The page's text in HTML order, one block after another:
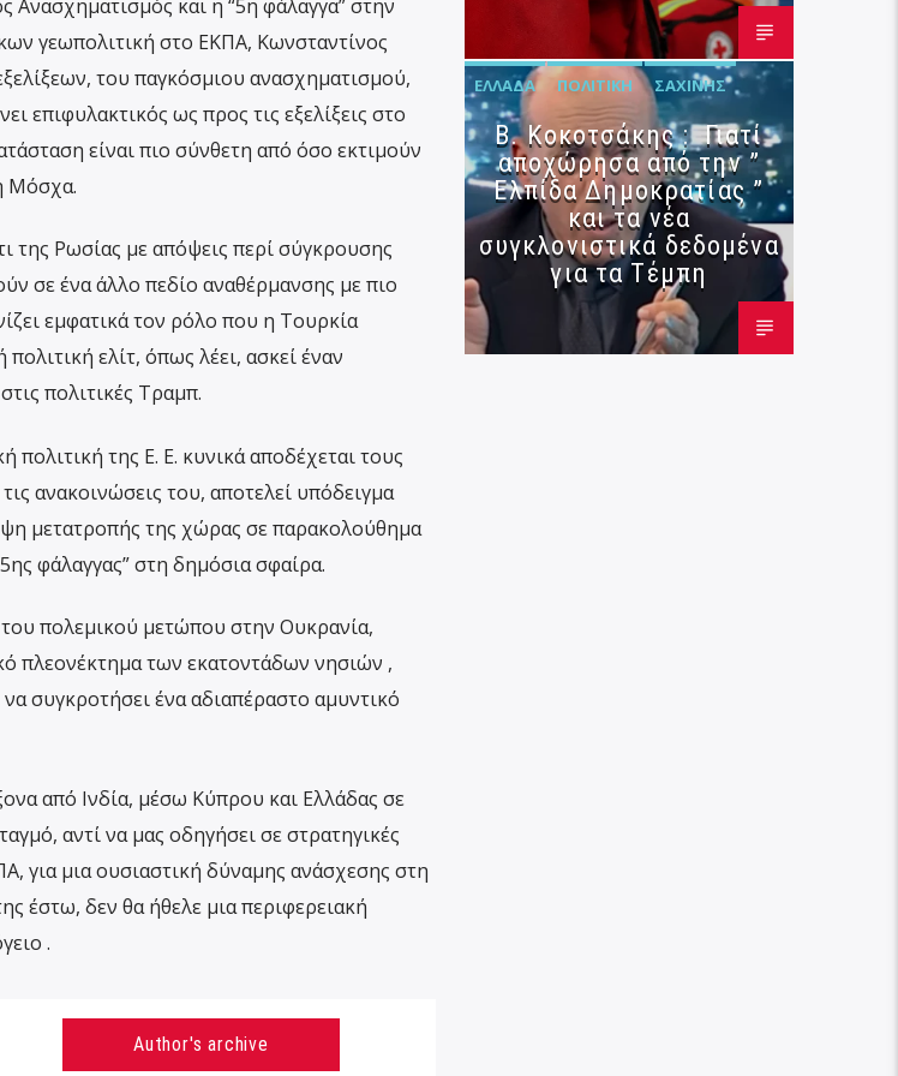
και η “5η φάλαγγα” στην
γεωπολιτική στο ΕΚΠΑ, Κωνσταντίνος
του παγκόσμιου ανασχηματισμού,
επιφυλακτικός ως προς τις εξελίξεις στο
είναι πιο σύνθετη από όσο εκτιμούν
Μόσχα.
της Ρωσίας με απόψεις περί σύγκρουσης
σε ένα άλλο πεδίο αναθέρμανσης με πιο
εμφατικά τον ρόλο που η Τουρκία
ελίτ, όπως λέει, ασκεί έναν
πολιτικές Τραμπ.
πολιτική της Ε. Ε. κυνικά αποδέχεται τους
ανακοινώσεις του, αποτελεί υπόδειγμα
μετατροπής της χώρας σε παρακολούθημα
φάλαγγας” στη δημόσια σφαίρα.
πολεμικού μετώπου στην Ουκρανία,
πλεονέκτημα των εκατοντάδων νησιών ,
συγκροτήσει ένα αδιαπέραστο αμυντικό
από Ινδία, μέσω Κύπρου και Ελλάδας σε
αντί να μας οδηγήσει σε στρατηγικές
για μια ουσιαστική δύναμης ανάσχεσης στη
έστω, δεν θα ήθελε μια περιφερειακή
.
Author's archive
ΕΛΛΆΔΑ ΠΟΛΙΤΙΚΉ ΣΑΧΊΝΗΣ
Β. Κοκοτσάκης : Γιατί
αποχώρησα από την ”
Ελπίδα Δημοκρατίας ”
και τα νέα
συγκλονιστικά δεδομένα
για τα Τέμπη